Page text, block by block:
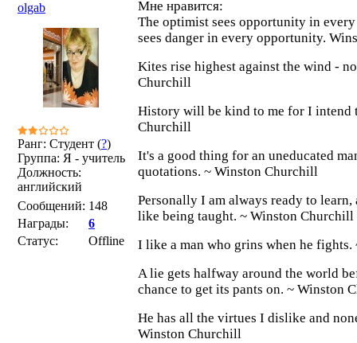
olgab
Ранг: Студент (?)
Группа: Я - учитель
Должность:
английский
Сообщений: 148
Награды:
6
Статус:
Offline
Мне нравится:
The optimist sees opportunity in
sees danger in every opportunity.
Kites rise highest against the wind -
Churchill
History will be kind to me for I intend
Churchill
It's a good thing for an uneducated
quotations. ~ Winston Churchill
Personally I am always ready to
like being taught. ~ Winston Churchill
I like a man who grins when he
A lie gets halfway around the world
chance to get its pants on. ~ Winston
He has all the virtues I dislike and
Winston Churchill